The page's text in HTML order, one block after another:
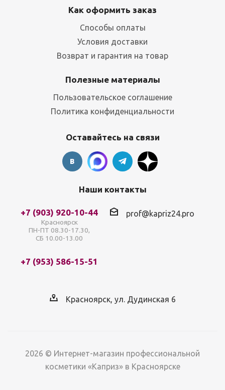
Как оформить заказ
Способы оплаты
Условия доставки
Возврат и гарантия на товар
Полезные материалы
Пользовательское соглашение
Политика конфиденциальности
Оставайтесь на связи
Наши контакты
+7 (903) 920-10-44
Красноярск
ПН-ПТ 08.30-17.30,
СБ 10.00-13.00
+7 (953) 586-15-51
prof@kapriz24.pro
Красноярск, ул. Дудинская 6
2026 © Интернет-магазин профессиональной
косметики «Каприз» в Красноярске